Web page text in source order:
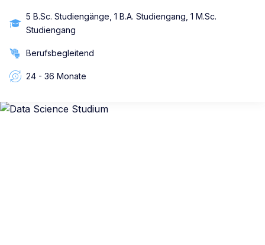
5 B.Sc. Studiengänge, 1 B.A. Studiengang, 1 M.Sc.
Studiengang
Berufsbegleitend
24 - 36 Monate